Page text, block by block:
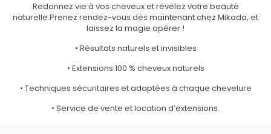
Redonnez vie à vos cheveux et révélez votre beauté
naturelle.Prenez rendez-vous dès maintenant chez Mikada, et
laissez la magie opérer !
• Résultats naturels et invisibles
• Extensions 100 % cheveux naturels
• Techniques sécuritaires et adaptées à chaque chevelure
• Service de vente et location d’extensions.